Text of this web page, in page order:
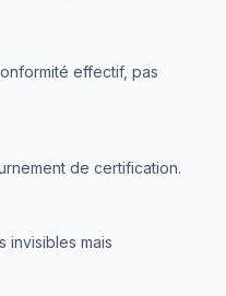
effectif, pas
de certification.
invisibles mais